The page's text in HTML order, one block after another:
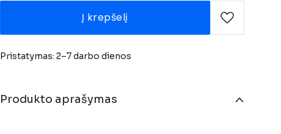
Į krepšelį
Pristatymas: 2–7 darbo dienos
Produkto aprašymas